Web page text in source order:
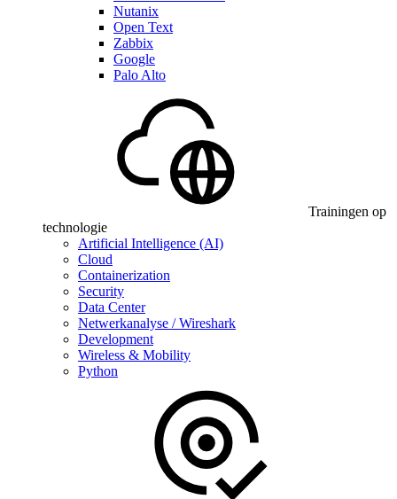
Nutanix
Open Text
Zabbix
Google
Palo Alto
Trainingen op
technologie
Artificial Intelligence (AI)
Cloud
Containerization
Security
Data Center
Netwerkanalyse / Wireshark
Development
Wireless & Mobility
Python